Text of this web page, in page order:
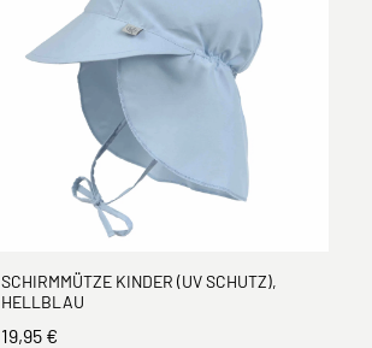
SCHIRMMÜTZE KINDER (UV SCHUTZ),
HELLBLAU
19,95 €